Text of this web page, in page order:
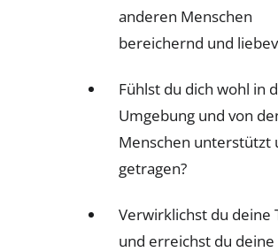
anderen Menschen
bereichernd und
Fühlst du dich wohl in
Umgebung und von
Menschen unterstützt
getragen?
Verwirklichst du deine
und erreichst du deine